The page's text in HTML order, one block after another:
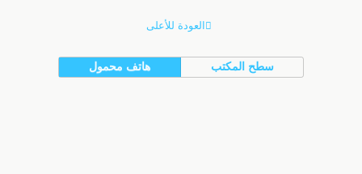
العودة للأعلى
هاتف محمول سطح المكتب